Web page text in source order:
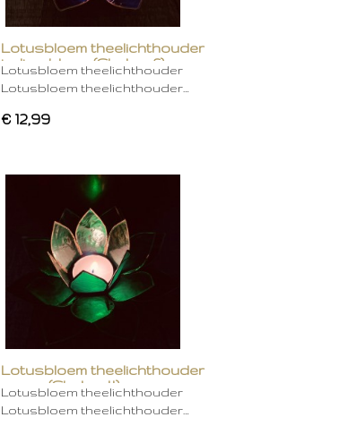
Lotusbloem theelichthouder
indigo blauw (Chakra 6)
Lotusbloem theelichthouder
Lotusbloem theelichthouder…
€ 12,99
Lotusbloem theelichthouder
groen (Chakra 4)
Lotusbloem theelichthouder
Lotusbloem theelichthouder…